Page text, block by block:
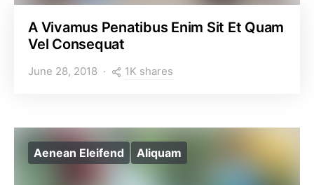
A Vivamus Penatibus Enim Sit Et Quam
Vel Consequat
June 28, 2018 1K shares
Aenean Eleifend Aliquam